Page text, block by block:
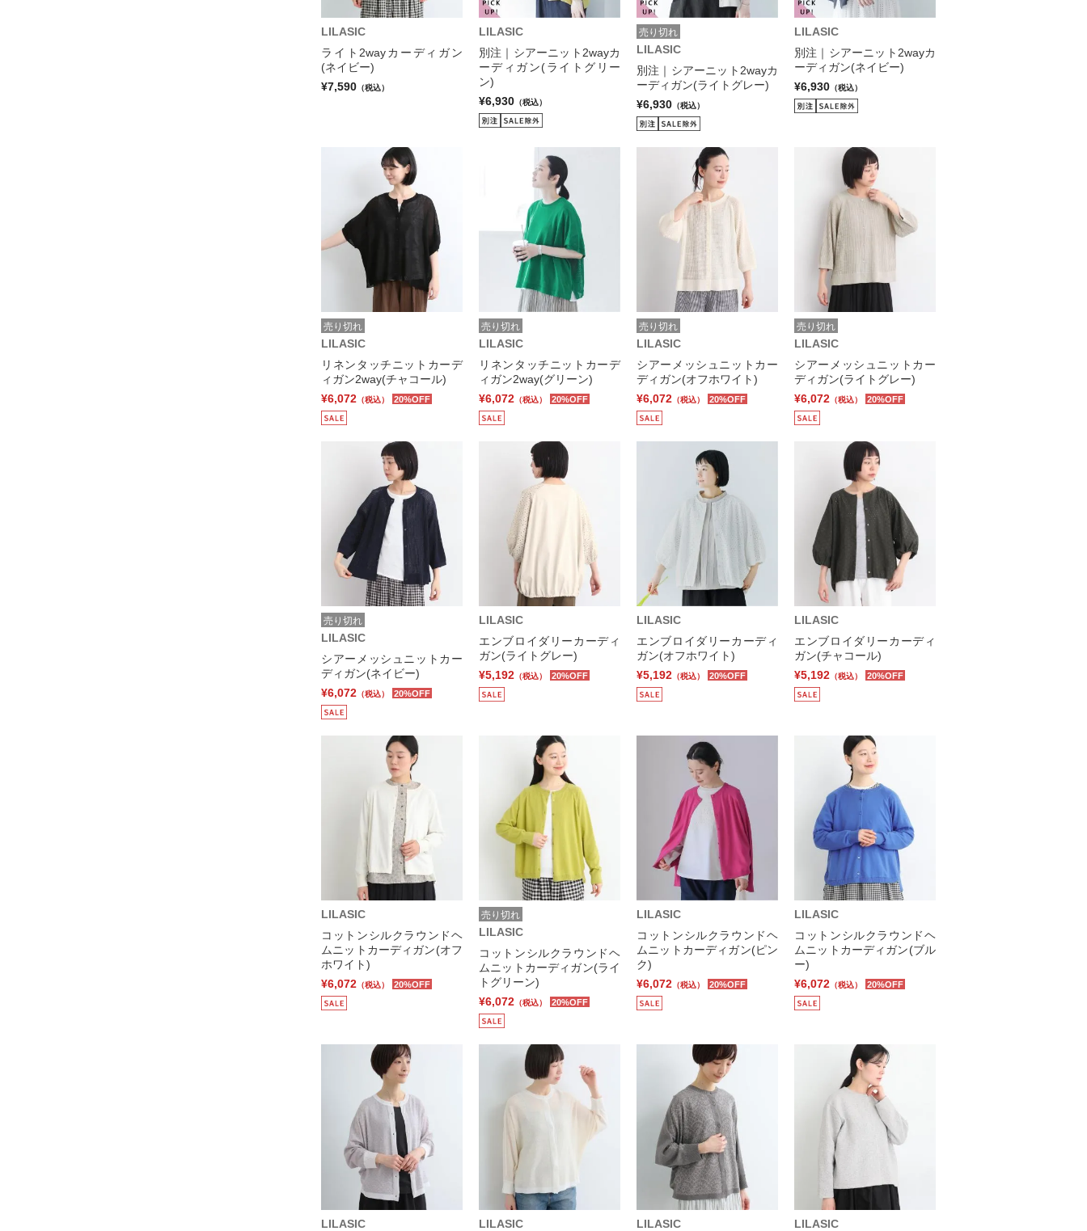
LILASIC
ライト2wayカーディガン
(ネイビー)
¥7,590 （税込）
LILASIC
別注｜シアーニット2wayカ
ーディガン(ライトグリー
ン)
¥6,930 （税込）
売り切れ
LILASIC
別注｜シアーニット2wayカ
ーディガン(ライトグレー)
¥6,930 （税込）
LILASIC
別注｜シアーニット2wayカ
ーディガン(ネイビー)
¥6,930 （税込）
売り切れ
LILASIC
リネンタッチニットカーデ
ィガン2way(チャコール)
¥6,072 （税込） 20%OFF
売り切れ
LILASIC
リネンタッチニットカーデ
ィガン2way(グリーン)
¥6,072 （税込） 20%OFF
売り切れ
LILASIC
シアーメッシュニットカー
ディガン(オフホワイト)
¥6,072 （税込） 20%OFF
売り切れ
LILASIC
シアーメッシュニットカー
ディガン(ライトグレー)
¥6,072 （税込） 20%OFF
売り切れ
LILASIC
シアーメッシュニットカー
ディガン(ネイビー)
¥6,072 （税込） 20%OFF
LILASIC
エンブロイダリーカーディ
ガン(ライトグレー)
¥5,192 （税込） 20%OFF
LILASIC
エンブロイダリーカーディ
ガン(オフホワイト)
¥5,192 （税込） 20%OFF
LILASIC
エンブロイダリーカーディ
ガン(チャコール)
¥5,192 （税込） 20%OFF
LILASIC
コットンシルクラウンドヘ
ムニットカーディガン(オフ
ホワイト)
¥6,072 （税込） 20%OFF
売り切れ
LILASIC
コットンシルクラウンドヘ
ムニットカーディガン(ライ
トグリーン)
¥6,072 （税込） 20%OFF
LILASIC
コットンシルクラウンドヘ
ムニットカーディガン(ピン
ク)
¥6,072 （税込） 20%OFF
LILASIC
コットンシルクラウンドヘ
ムニットカーディガン(ブル
ー)
¥6,072 （税込） 20%OFF
LILASIC LILASIC LILASIC LILASIC